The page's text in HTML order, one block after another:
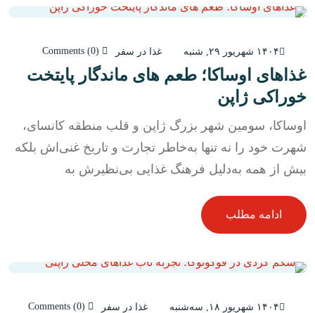
۱۴۰۴ شهریور ۲۹, شنبه غذا در سفر
غذاهای اوساکا؛ طعم‌ های ماندگار پایتخت
خوراکی ژاپن
اوساکا، سومین شهر بزرگ ژاپن و قلب منطقه کانسای،
شهرت خود را نه تنها به‌خاطر تجارت و تاریخ غنی‌اش بلکه
بیش از همه به‌دلیل فرهنگ غذایی بی‌نظیرش به
ادامه مطلب
۱۴۰۴ شهریور ۱۸, سه‌شنبه غذا در سفر